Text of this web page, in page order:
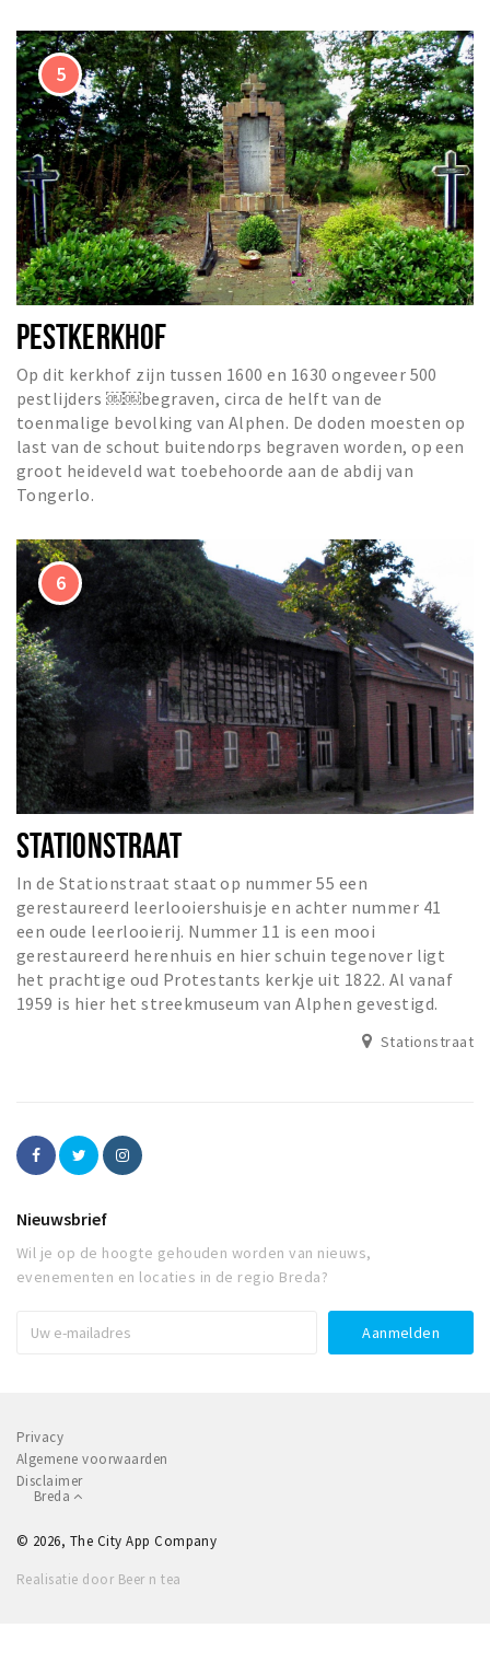
PESTKERKHOF
Op dit kerkhof zijn tussen 1600 en 1630 ongeveer 500
pestlijders ￼￼begraven, circa de helft van de
toenmalige bevolking van Alphen. De doden moesten op
last van de schout buitendorps begraven worden, op een
groot heideveld wat toebehoorde aan de abdij van
Tongerlo.
STATIONSTRAAT
In de Stationstraat staat op nummer 55 een
gerestaureerd leerlooiershuisje en achter nummer 41
een oude leerlooierij. Nummer 11 is een mooi
gerestaureerd herenhuis en hier schuin tegenover ligt
het prachtige oud Protestants kerkje uit 1822. Al vanaf
1959 is hier het streekmuseum van Alphen gevestigd.
Stationstraat
Nieuwsbrief
Wil je op de hoogte gehouden worden van nieuws,
evenementen en locaties in de regio Breda?
Privacy
Algemene voorwaarden
Disclaimer
Breda
© 2026, The City App Company
Realisatie door Beer n tea